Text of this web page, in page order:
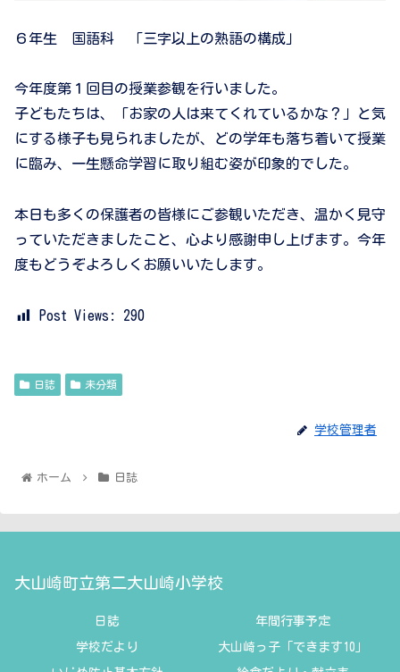
６年生 国語科 「三字以上の熟語の構成」
今年度第１回目の授業参観を行いました。
子どもたちは、「お家の人は来てくれているかな？」と気
にする様子も見られましたが、どの学年も落ち着いて授業
に臨み、一生懸命学習に取り組む姿が印象的でした。
本日も多くの保護者の皆様にご参観いただき、温かく見守
っていただきましたこと、心より感謝申し上げます。今年
度もどうぞよろしくお願いいたします。
Post Views: 290
日誌 未分類
学校管理者
ホーム 日誌
大山崎町立第二大山崎小学校
日誌 年間行事予定
学校だより 大山崎っ子「できます10」